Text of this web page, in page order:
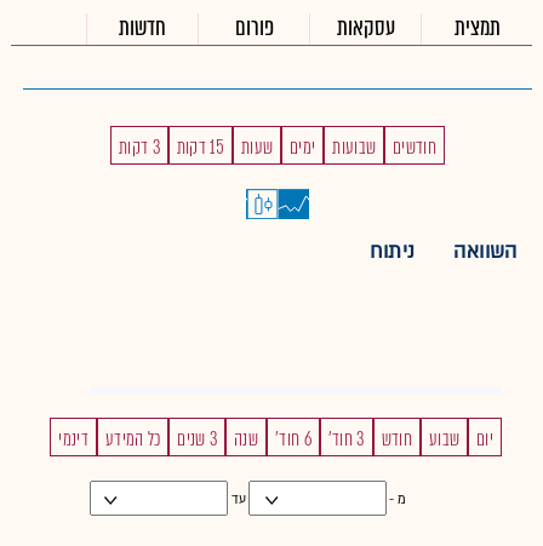
תמצית עסקאות פורום חדשות
חודשים שבועות ימים שעות 15 דקות 3 דקות
השוואה ניתוח
יום שבוע חודש 3 חוד' 6 חוד' שנה 3 שנים כל המידע דינמי
מ - עד